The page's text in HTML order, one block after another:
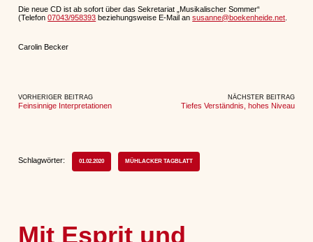
Die neue CD ist ab sofort über das Sekretariat „Musikalischer Sommer“
(Telefon07043/958393 beziehungsweise E-Mail ansusanne@boekenheide.net
Carolin Becker
VORHERIGER BEITRAG
Feinsinnige Interpretationen
NÄCHSTER BEITRAG
Tiefes Verständnis, hohes Niveau
Schlagwörter: 01.02.2020 MÜHLACKER TAGBLATT
Mit Esprit und